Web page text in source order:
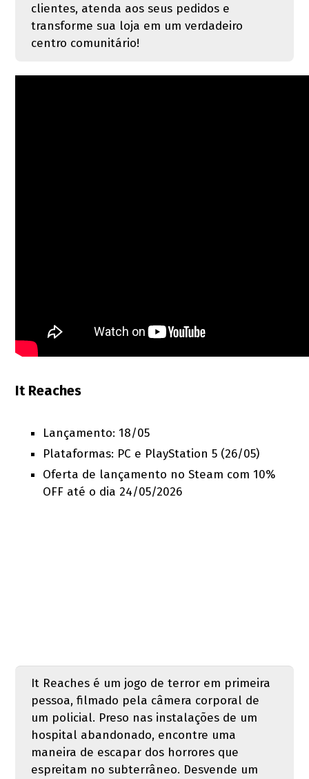
clientes, atenda aos seus pedidos e
transforme sua loja em um verdadeiro
centro comunitário!
It Reaches
Lançamento: 18/05
Plataformas: PC e PlayStation 5 (26/05)
Oferta de lançamento no Steam com 10%
OFF até o dia 24/05/2026
It Reaches é um jogo de terror em primeira
pessoa, filmado pela câmera corporal de
um policial. Preso nas instalações de um
hospital abandonado, encontre uma
maneira de escapar dos horrores que
espreitam no subterrâneo. Desvende um